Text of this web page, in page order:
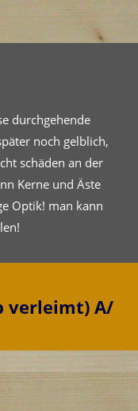
durchgehende
noch gelblich,
schäden an der
Kerne und Äste
Optik! man kann
verleimt) A/